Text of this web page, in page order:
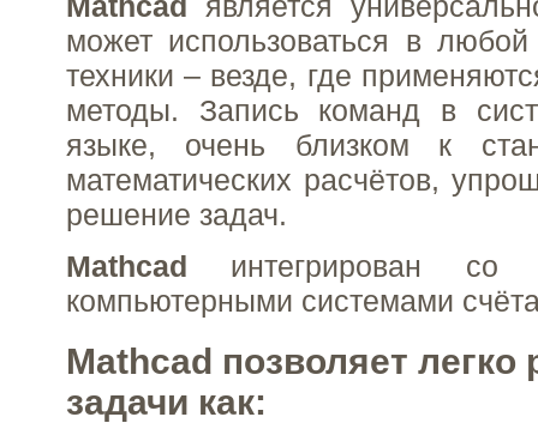
может использоваться в
техники – везде, где
методы. Запись команд в
языке, очень близком к
математических расчётов,
решение задач.
Mathcad интегрирован со
компьютерными системами
Mathcad позволяет легко
задачи как: